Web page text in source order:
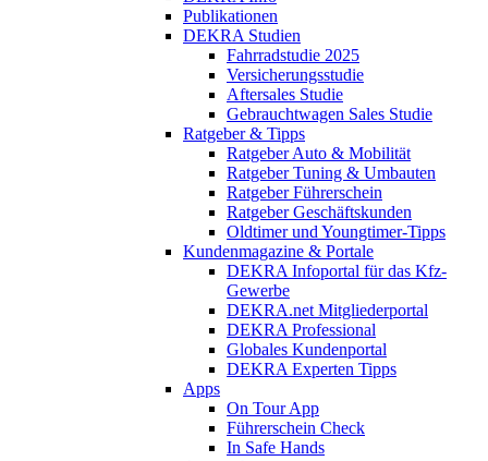
Publikationen
DEKRA Studien
Fahrradstudie 2025
Versicherungsstudie
Aftersales Studie
Gebrauchtwagen Sales Studie
Ratgeber & Tipps
Ratgeber Auto & Mobilität
Ratgeber Tuning & Umbauten
Ratgeber Führerschein
Ratgeber Geschäftskunden
Oldtimer und Youngtimer-Tipps
Kundenmagazine & Portale
DEKRA Infoportal für das Kfz-
Gewerbe
DEKRA.net Mitgliederportal
DEKRA Professional
Globales Kundenportal
DEKRA Experten Tipps
Apps
On Tour App
Führerschein Check
In Safe Hands